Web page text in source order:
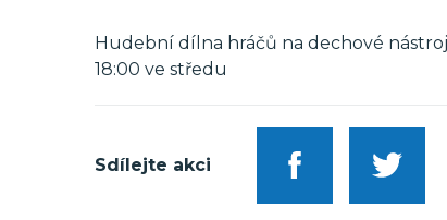
Hudební dílna hráčů na dechové
18:00 ve středu
Sdílejte akci